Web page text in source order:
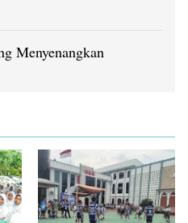
Menyenangkan